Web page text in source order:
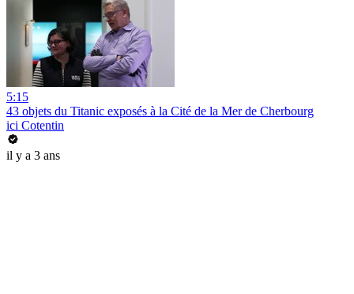
5:15
43 objets du Titanic exposés à la Cité de la Mer de Cherbourg
ici Cotentin
il y a 3 ans